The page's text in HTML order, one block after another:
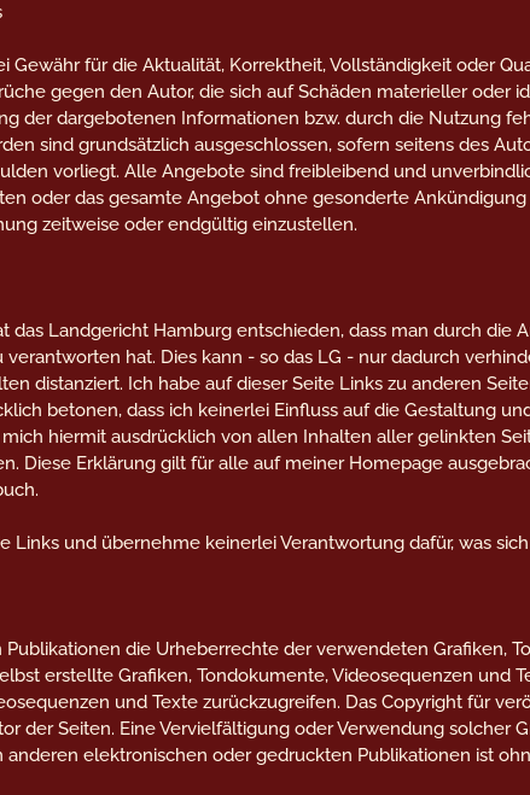
Gewähr für die Aktualität, Korrektheit, Vollständigkeit oder
gegen den Autor, die sich auf Schäden materieller oder
der dargebotenen Informationen bzw. durch die Nutzung
sind grundsätzlich ausgeschlossen, sofern seitens des
vorliegt. Alle Angebote sind freibleibend und
oder das gesamte Angebot ohne gesonderte
zeitweise oder endgültig einzustellen.
das Landgericht Hamburg entschieden, dass man durch die
hat. Dies kann - so das LG - nur dadurch
distanziert. Ich habe auf dieser Seite Links zu anderen
betonen, dass ich keinerlei Einfluss auf die Gestaltung
hiermit ausdrücklich von allen Inhalten aller gelinkten
Diese Erklärung gilt für alle auf meiner Homepage
Links und übernehme keinerlei Verantwortung dafür, was
Publikationen die Urheberrechte der verwendeten Grafiken,
erstellte Grafiken, Tondokumente, Videosequenzen und
und Texte zurückzugreifen. Das Copyright für
der Seiten. Eine Vervielfältigung oder Verwendung solcher
anderen elektronischen oder gedruckten Publikationen ist